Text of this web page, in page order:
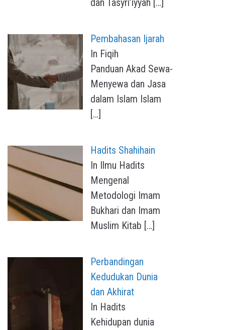
Pembahasan Ijarah
In Fiqih
Panduan Akad Sewa-
Menyewa dan Jasa
dalam Islam Islam
[…]
Hadits Shahihain
In Ilmu Hadits
Mengenal
Metodologi Imam
Bukhari dan Imam
Muslim Kitab […]
Perbandingan
Kedudukan Dunia
dan Akhirat
In Hadits
Kehidupan dunia